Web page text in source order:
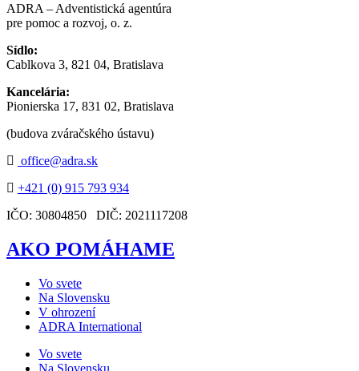
ADRA – Adventistická agentúra
pre pomoc a rozvoj, o. z.
Sídlo:
Cablkova 3, 821 04, Bratislava
Kancelária:
Pionierska 17, 831 02, Bratislava
(budova zváračského ústavu)
office@adra.sk
+421 (0) 915 793 934
IČO: 30804850 DIČ: 2021117208
AKO POMÁHAME
Vo svete
Na Slovensku
V ohrození
ADRA International
Vo svete
Na Slovensku